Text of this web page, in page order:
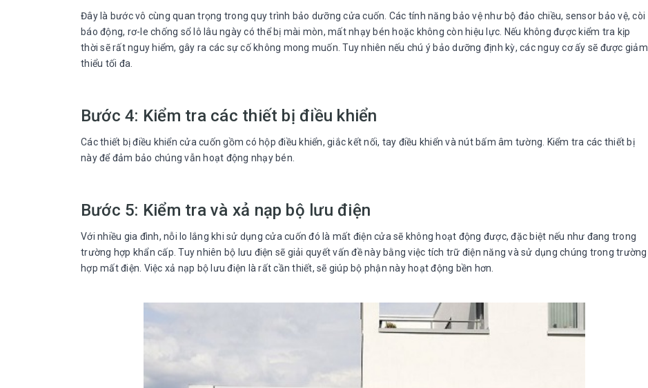
Đây là bước vô cùng quan trọng trong quy trình bảo dưỡng cửa cuốn. Các tính năng bảo vệ như bộ đảo chiều, sensor bảo vệ, còi
báo động, rơ-le chống sổ lô lâu ngày có thể bị mài mòn, mất nhạy bén hoặc không còn hiệu lực. Nếu không được kiểm tra kịp
thời sẽ rất nguy hiểm, gây ra các sự cố không mong muốn. Tuy nhiên nếu chú ý bảo dưỡng định kỳ, các nguy cơ ấy sẽ được giảm
thiểu tối đa.
Bước 4: Kiểm tra các thiết bị điều khiển
Các thiết bị điều khiển cửa cuốn gồm có hộp điều khiển, giắc kết nối, tay điều khiển và nút bấm âm tường. Kiểm tra các thiết bị
này để đảm bảo chúng vẫn hoạt động nhạy bén.
Bước 5: Kiểm tra và xả nạp bộ lưu điện
Với nhiều gia đình, nỗi lo lắng khi sử dụng cửa cuốn đó là mất điện cửa sẽ không hoạt động được, đặc biệt nếu như đang trong
trường hợp khẩn cấp. Tuy nhiên bộ lưu điện sẽ giải quyết vấn đề này bằng việc tích trữ điện năng và sử dụng chúng trong trường
hợp mất điện. Việc xả nạp bộ lưu điện là rất cần thiết, sẽ giúp bộ phận này hoạt động bền hơn.